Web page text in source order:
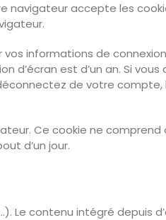
navigateur accepte les
informations de
d’écran est d’un an. Si vous
de votre compte,
Ce cookie ne comprend
d’un jour.
Le contenu intégré depuis